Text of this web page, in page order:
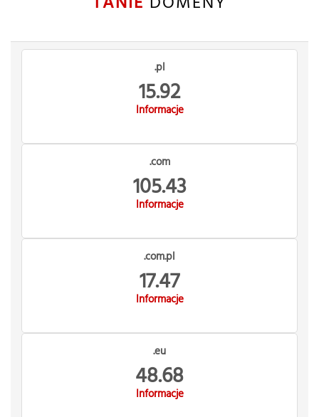
.pl
15.92
Informacje
.com
105.43
Informacje
.com.pl
17.47
Informacje
.eu
48.68
Informacje